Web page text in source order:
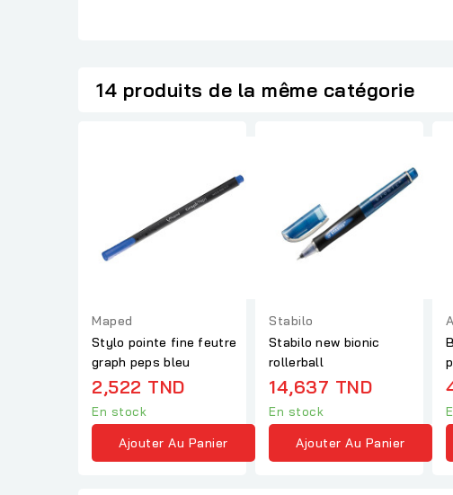
14 produits de la même catégorie
Maped
Stylo pointe fine feutre
graph peps bleu
2,522 TND
En stock
Ajouter Au Panier
Stabilo
Stabilo new bionic
rollerball
14,637 TND
En stock
Ajouter Au Panier